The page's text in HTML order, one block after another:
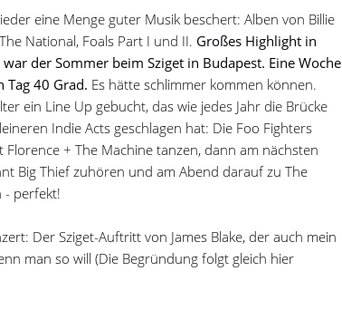
eine Menge guter Musik beschert: Alben von Billie
National, Foals Part I und II. Großes Highlight in
der Sommer beim Sziget in Budapest. Eine Woche
Tag 40 Grad. Es hätte schlimmer kommen können.
ein Line Up gebucht, das wie jedes Jahr die Brücke
Indie Acts geschlagen hat: Die Foo Fighters
Florence + The Machine tanzen, dann am nächsten
Big Thief zuhören und am Abend darauf zu The
- perfekt!
Der Sziget-Auftritt von James Blake, der auch mein
man so will (Die Begründung folgt gleich hier